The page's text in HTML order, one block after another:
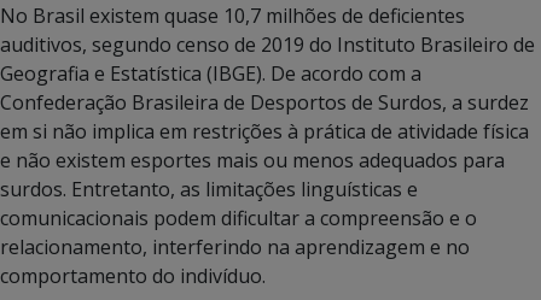
No Brasil existem quase 10,7 milhões de deficientes
auditivos, segundo censo de 2019 do Instituto Brasileiro de
Geografia e Estatística (IBGE). De acordo com a
Confederação Brasileira de Desportos de Surdos, a surdez
em si não implica em restrições à prática de atividade física
e não existem esportes mais ou menos adequados para
surdos. Entretanto, as limitações linguísticas e
comunicacionais podem dificultar a compreensão e o
relacionamento, interferindo na aprendizagem e no
comportamento do indivíduo.